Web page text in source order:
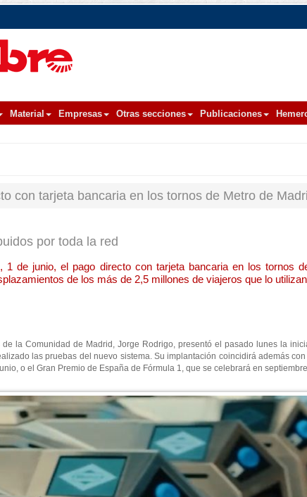
Material Empresas Otras secciones Publicaciones
con tarjeta bancaria en los tornos de Metro de
por toda la red
de junio, el pago directo con tarjeta bancaria en los tornos
de los más de 2,5 millones de viajeros que lo
la Comunidad de Madrid, Jorge Rodrigo, presentó el pasado lunes la
las pruebas del nuevo sistema. Su implantación coincidirá además
o el Gran Premio de España de Fórmula 1, que se celebrará en